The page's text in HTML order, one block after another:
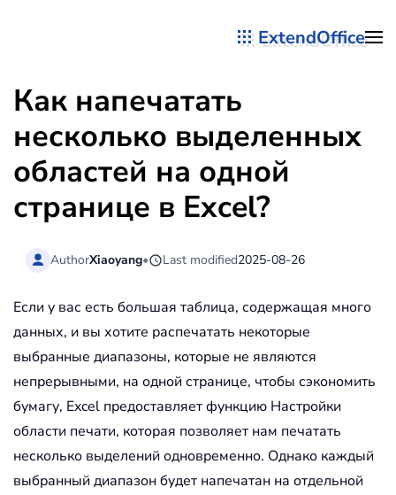
ExtendOffice
Как напечатать
несколько выделенных
областей на одной
странице в Excel?
AuthorXiaoyang• Last modified2025-08-26
Если у вас есть большая таблица, содержащая много
данных, и вы хотите распечатать некоторые
выбранные диапазоны, которые не являются
непрерывными, на одной странице, чтобы сэкономить
бумагу, Excel предоставляет функцию Настройки
области печати, которая позволяет нам печатать
несколько выделений одновременно. Однако каждый
выбранный диапазон будет напечатан на отдельной